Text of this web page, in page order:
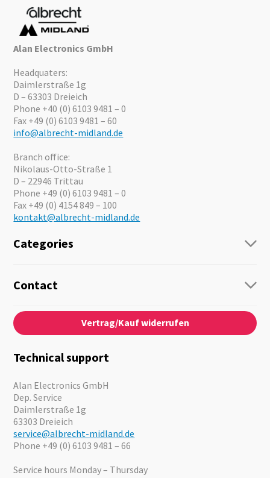
Alan Electronics GmbH
Headquaters:
Daimlerstraße 1g
D – 63303 Dreieich
Phone +40 (0) 6103 9481 – 0
Fax +49 (0) 6103 9481 – 60
info@albrecht-midland.de
Branch office:
Nikolaus-Otto-Straße 1
D – 22946 Trittau
Phone +49 (0) 6103 9481 – 0
Fax +49 (0) 4154 849 – 100
kontakt@albrecht-midland.de
Categories
Guide-Systems
Audio
Emergency Equipment
Motorcycle
Offers
Contact
Contact
About us
News
Catalogues
Vertrag/Kauf widerrufen
Technical support
Alan Electronics GmbH
Dep. Service
Daimlerstraße 1g
63303 Dreieich
service@albrecht-midland.de
Phone +49 (0) 6103 9481 – 66
Service hours Monday – Thursday